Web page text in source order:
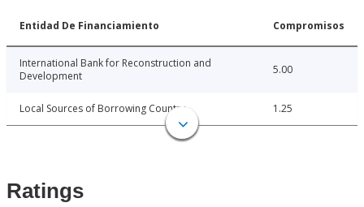
Entidad De Financiamiento Compromisos
International Bank for Reconstruction and
Development
5.00
Local Sources of Borrowing Country 1.25
Ratings